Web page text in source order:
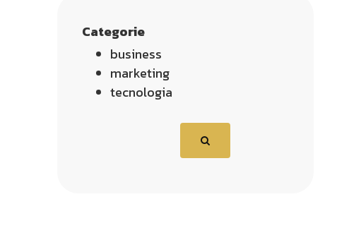
Categorie
business
marketing
tecnologia